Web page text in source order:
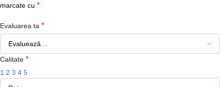
marcate cu *
Evaluarea ta *
Calitate *
1 2 3 4 5